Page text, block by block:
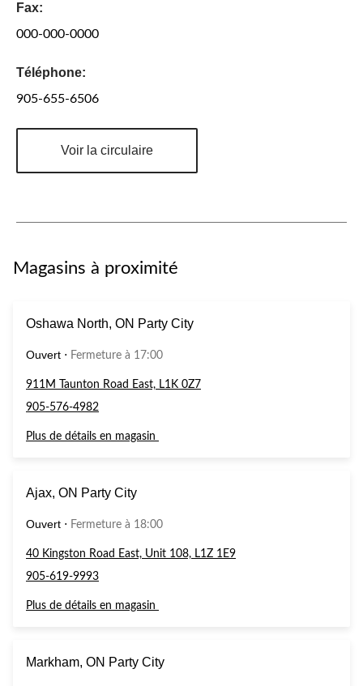
Fax:
000-000-0000
Téléphone:
905-655-6506
Voir la circulaire
Magasins à proximité
Oshawa North, ON Party City
Ouvert ⋅ Fermeture à 17:00
911M Taunton Road East, L1K 0Z7
905-576-4982
Plus de détails en magasin
Ajax, ON Party City
Ouvert ⋅ Fermeture à 18:00
40 Kingston Road East, Unit 108, L1Z 1E9
905-619-9993
Plus de détails en magasin
Markham, ON Party City